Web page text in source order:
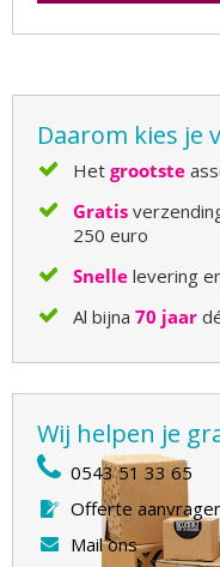
Daarom kies je
Het grootste
Gratis
250 euro
Snelle levering
Al bijna 70 jaar
Wij helpen je
0543 51 33 65
Offerte
Mail ons